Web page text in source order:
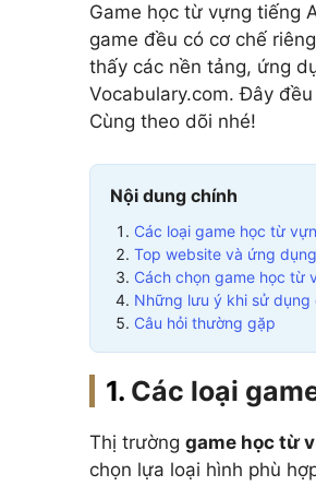
Economics
Business
Add Math
Xem tất cả
Game học từ vựng tiếng
game đều có cơ chế
thấy các nền tảng, ứng
Vocabulary.com. Đây
Cùng theo dõi nhé!
Nội dung chính
Các loại game học từ
Top website và ứng
Cách chọn game học từ
Những lưu ý khi sử
Câu hỏi thường gặp
Các loại
Thị trường game học từ
chọn lựa loại hình phù